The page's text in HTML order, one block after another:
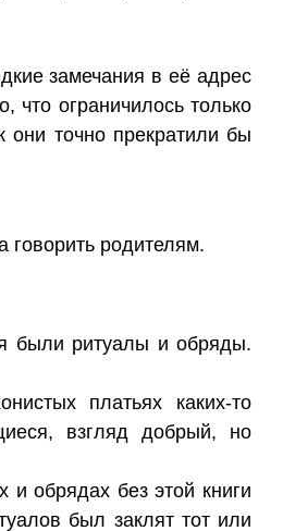
замечания в её адрес
ограничилось только
они точно прекратили бы
говорить родителям.
были ритуалы и обряды.
платьях каких-то
взгляд добрый, но
обрядах без этой книги
был заклят тот или